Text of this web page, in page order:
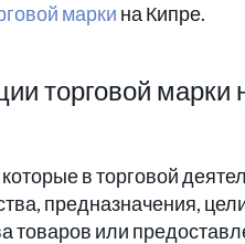
марки на Кипре.
торговой марки
в торговой
предназначения,
товаров или